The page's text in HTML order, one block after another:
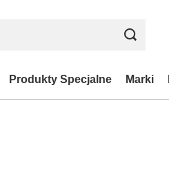
Produkty Specjalne Marki